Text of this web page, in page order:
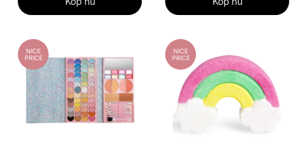
NICE
PRICE
NICE
PRICE